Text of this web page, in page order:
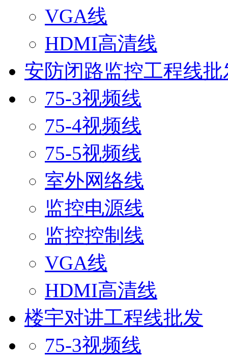
VGA线
HDMI高清线
安防闭路监控工程线批
75-3视频线
75-4视频线
75-5视频线
室外网络线
监控电源线
监控控制线
VGA线
HDMI高清线
楼宇对讲工程线批发
75-3视频线